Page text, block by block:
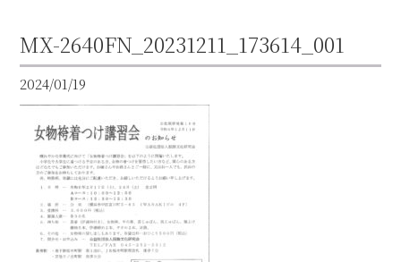
MX-2640FN_20231211_173614_001
2024/01/19